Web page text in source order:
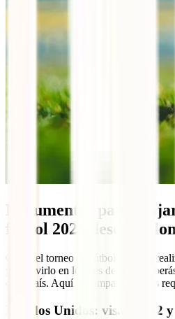
Documentos para
fútbol 2026 desde
Como el torneo de fútbol 2026 se
para vivirlo en los tres destinos
cada país. Aquí te comparto dichos
Estados Unidos: visa B1/B2 y